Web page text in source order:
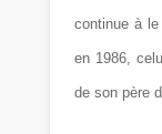
continue à
en 1986,
de son père